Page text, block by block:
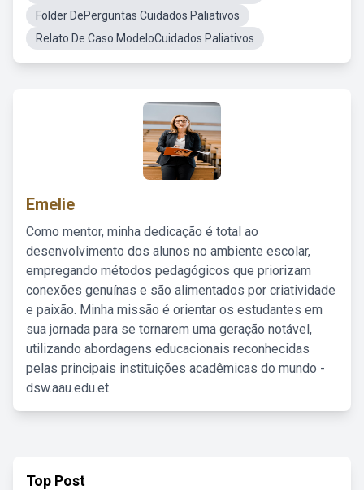
Folder DePerguntas Cuidados Paliativos
Relato De Caso ModeloCuidados Paliativos
Emelie
Como mentor, minha dedicação é total ao
desenvolvimento dos alunos no ambiente escolar,
empregando métodos pedagógicos que priorizam
conexões genuínas e são alimentados por criatividade
e paixão. Minha missão é orientar os estudantes em
sua jornada para se tornarem uma geração notável,
utilizando abordagens educacionais reconhecidas
pelas principais instituições acadêmicas do mundo -
dsw.aau.edu.et.
Top Post